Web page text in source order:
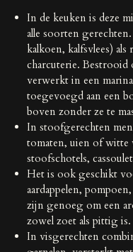
In de keuken is deze
alle soorten
kalkoen, kalfsvlees)
charcuterie. Bestrooid
verwerkt in een
toegevoegd aan een
boven zonder ze te
In stoofgerechten
tomaten, uien of witte
stoofschotels,
Het is ook geschikt
aardappelen,
zijn genoeg om een
zowel zoet als pittig is.
In visgerechten